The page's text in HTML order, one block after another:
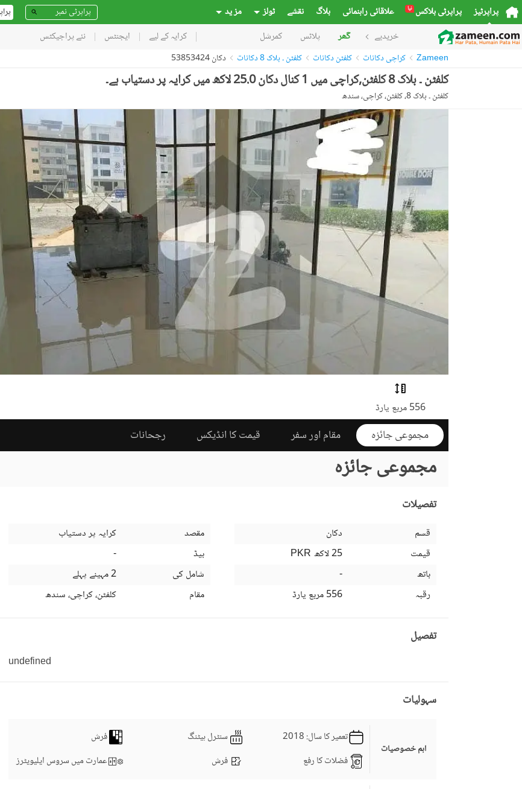
پراپرٹیز پراپرٹی بلاکس نیا علاقائی راہنمائی بلاگ نقشے ٹولز مز ید
خریدیے گھر پلاٹس کمرشل کرایہ کے لیے ایجنٹس نئے پراجیکٹس
Zameen کراچی دکانات کلفٹن دکانات کلفٹن ۔ بلاک 8 دکانات دکان 53853424
کلفٹن ۔ بلاک 8 کلفٹن,کراچی میں 1 کنال دکان 25.0 لاکھ میں کرایہ پر دستیاب ہے۔
کلفٹن ۔ بلاک 8، کلفٹن، کراچی، سندھ
556 مربع یارڈ
مجموعی جائزہ مقام اور سفر قیمت کا انڈیکس رجحانات
مجموعی جائزہ
تفصیلات
قسم
دکان
قیمت
PKR
25 لاکھ
باتھ
-
رقبہ
556 مربع یارڈ
مقصد
کرایہ پر دستیاب
بیڈ
-
شامل کی
2 مہینے پہلے
مقام
کلفٹن، کراچی، سندھ
تفصیل
undefined
سہولیات
اہم خصوصیات
تعمیر کا سال: 2018 سنٹرل ہیٹنگ
فرش
فضلات کا رفع
فرش عمارت میں سروس ایلیویٹرز